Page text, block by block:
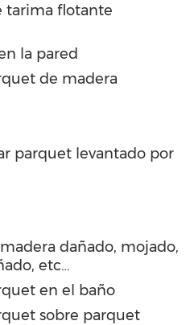
tarima flotante
la pared
de madera
parquet levantado por
dañado, mojado,
etc…
en el baño
sobre parquet